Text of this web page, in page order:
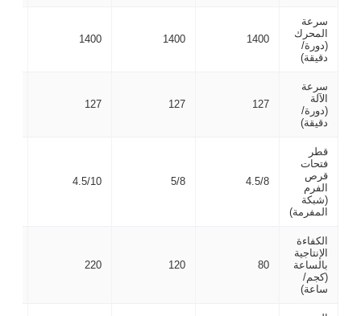
سرعة
المحرك
(دورة/
دقيقة)
1400
1400
1400
سرعة
الآلة
(دورة/
دقيقة)
127
127
127
قطر
فتحات
قرص
الفرم
(شبكة
المفرمة)
4.5/8
5/8
4.5/10
الكفاءة
الإنتاجية
بالساعة
(كجم/
ساعة)
80
120
220